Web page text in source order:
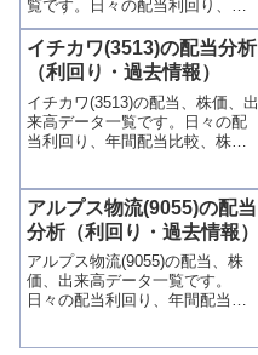
覧です。日々の配当利回り、年
間配当比較、株価や出来高との
関連、高額配当目的の買い時チ
ャンスなど、表とグラフでわか
りやすく掲載、配当利回りラン
キングも参考に！
イチカワ(3513)の配当分析
（利回り・過去情報）
イチカワ(3513)の配当、株価、出
来高データ一覧です。日々の配
当利回り、年間配当比較、株価
グラフでわかりやすく掲載、配
当利回りランキングも参考に！
アルプス物流(9055)の配当
分析（利回り・過去情報）
アルプス物流(9055)の配当、株
価、出来高データ一覧です。
日々の配当利回り、年間配当比